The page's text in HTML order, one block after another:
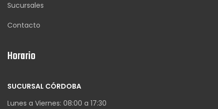
Sucursales
Contacto
Horario
SUCURSAL CÓRDOBA
Lunes a Viernes: 08:00 a 17:30